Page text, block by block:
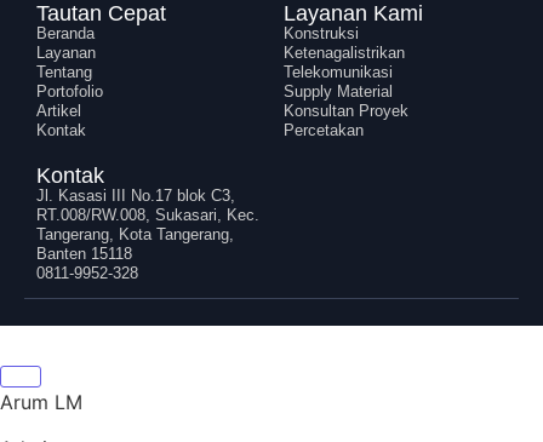
Tautan Cepat
Beranda
Layanan
Tentang
Portofolio
Artikel
Kontak
Layanan Kami
Konstruksi
Ketenagalistrikan
Telekomunikasi
Supply Material
Konsultan Proyek
Percetakan
Kontak
Jl. Kasasi III No.17 blok C3,
RT.008/RW.008, Sukasari, Kec.
Tangerang, Kota Tangerang,
Banten 15118
0811-9952-328
Arum LM